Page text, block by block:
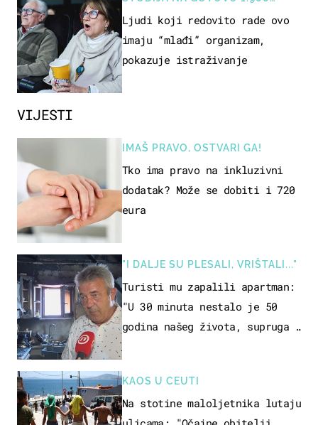
VIJESTI
IMAŠ PRAVO, OSTVARI GA!
Tko ima pravo na inkluzivni
dodatak? Može se dobiti i 720
eura
"I DALJE SU PLESALI, VRIŠTALI..."
Turisti mu zapalili apartman:
"U 30 minuta nestalo je 50
godina našeg života, supruga i
KAOS U CEUTI
Na stotine maloljetnika lutaju
OSOBA
Ljudi koji redovito rade ovo
imaju “mlađi” organizam,
pokazuje istraživanje